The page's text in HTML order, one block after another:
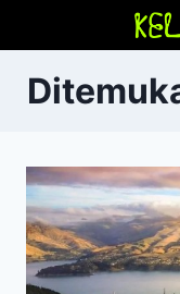
content